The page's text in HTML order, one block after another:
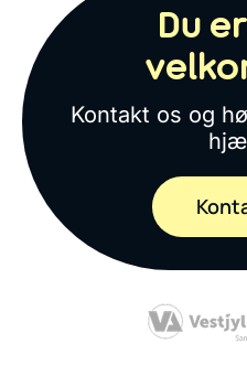
Du
Kontakt os og